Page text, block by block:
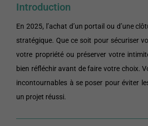
Introduction
En 2025, l’achat d’un portail ou d’une
stratégique. Que ce soit pour sécuriser
votre propriété ou préserver votre
bien réfléchir avant de faire votre choix.
incontournables à se poser pour éviter
un projet réussi.